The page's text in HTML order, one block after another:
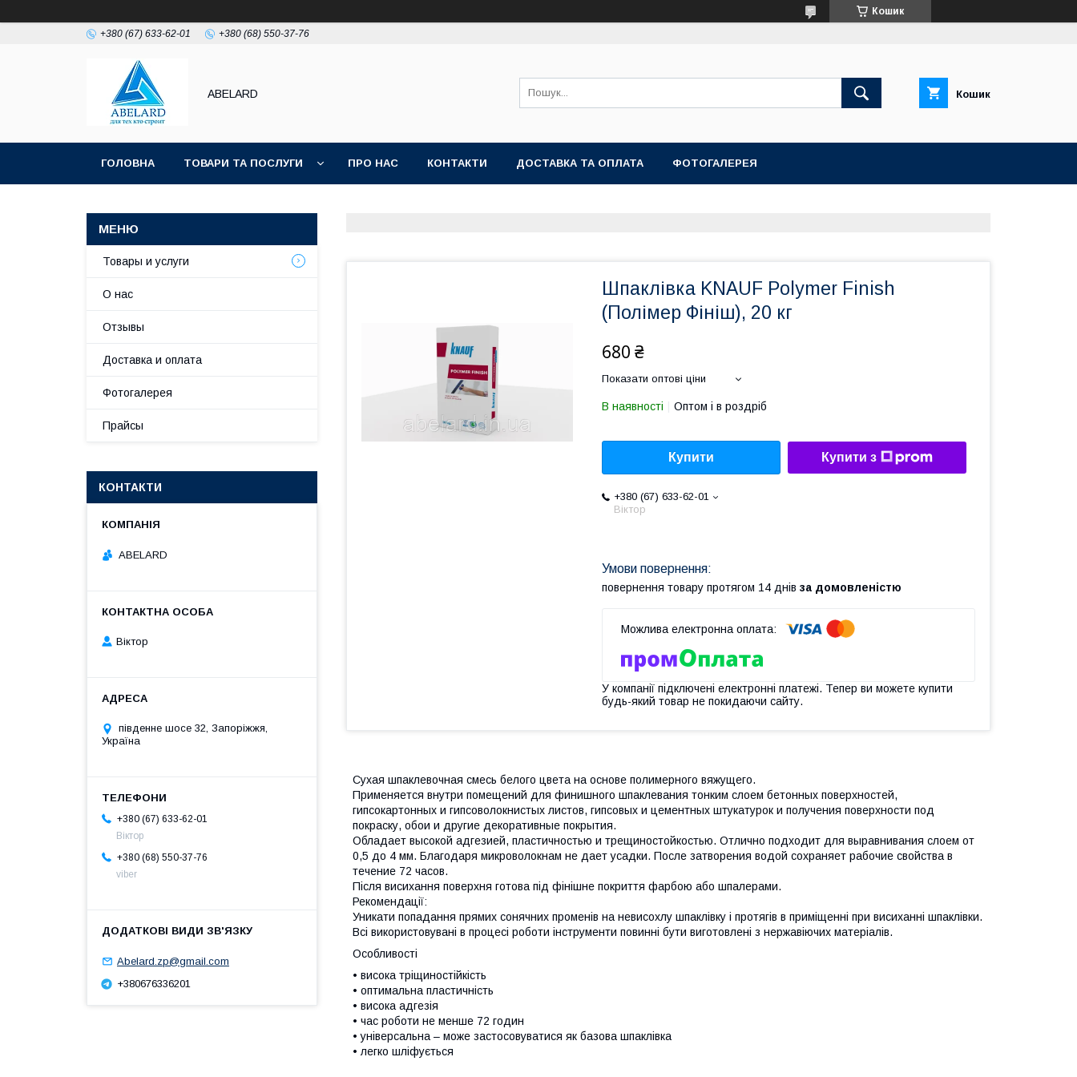
Кошик
+380 (67) 633-62-01 +380 (68) 550-37-76
ABELARD Кошик
ГОЛОВНА ТОВАРИ ТА ПОСЛУГИ ПРО НАС КОНТАКТИ ДОСТАВКА ТА ОПЛАТА ФОТОГАЛЕРЕЯ
Шпаклівка KNAUF Polymer Finish
(Полімер Фініш), 20 кг
680 ₴
Показати оптові ціни
В наявності Оптом і в роздріб
Купити Купити з
+380 (67) 633-62-01
Віктор
повернення товару протягом 14 днів за домовленістю
У компанії підключені електронні платежі. Тепер ви можете купити
будь-який товар не покидаючи сайту.
Сухая шпаклевочная смесь белого цвета на основе полимерного вяжущего.
Применяется внутри помещений для финишного шпаклевания тонким слоем бетонных поверхностей,
гипсокартонных и гипсоволокнистых листов, гипсовых и цементных штукатурок и получения поверхности под
покраску, обои и другие декоративные покрытия.
Обладает высокой адгезией, пластичностью и трещиностойкостью. Отлично подходит для выравнивания слоем от
0,5 до 4 мм. Благодаря микроволокнам не дает усадки. После затворения водой сохраняет рабочие свойства в
течение 72 часов.
Після висихання поверхня готова під фінішне покриття фарбою або шпалерами.
Рекомендації:
Уникати попадання прямих сонячних променів на невисохлу шпаклівку і протягів в приміщенні при висиханні шпаклівки.
Всі використовувані в процесі роботи інструменти повинні бути виготовлені з нержавіючих матеріалів.
Особливості
• висока тріщиностійкість
• оптимальна пластичність
• висока адгезія
• час роботи не менше 72 годин
• універсальна – може застосовуватися як базова шпаклівка
• легко шліфується
Товары и услуги
О нас
Отзывы
Доставка и оплата
Фотогалерея
Прайсы
КОНТАКТИ
ABELARD
Віктор
південне шосе 32, Запоріжжя,
Україна
+380 (67) 633-62-01
Віктор
+380 (68) 550-37-76
viber
Abelard.zp@gmail.com
+380676336201